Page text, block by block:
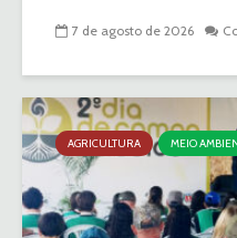
7 de agosto de 2026
AGRICULTURA MEIO